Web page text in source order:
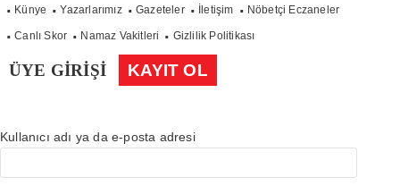
Künye Yazarlarımız Gazeteler İletişim Nöbetçi Eczaneler
Canlı Skor Namaz Vakitleri Gizlilik Politikası
ÜYE GİRİŞİ KAYIT OL
Kullanıcı adı ya da e-posta adresi